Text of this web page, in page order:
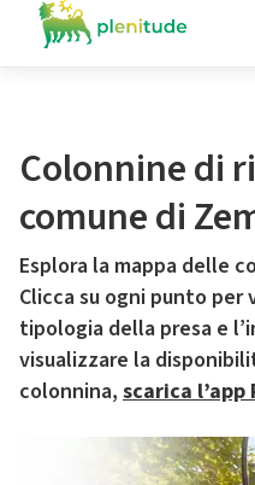
Colonnine di
comune di
Esplora la mappa delle
Clicca su ogni punto
tipologia della presa e
visualizzare la
colonnina, scarica